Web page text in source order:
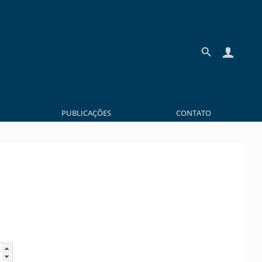
PUBLICAÇÕES CONTATO